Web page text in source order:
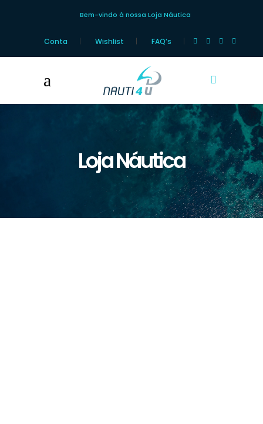
Bem-vindo à nossa Loja Náutica
Conta Wishlist FAQ’s
Loja Náutica